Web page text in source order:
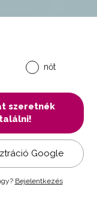
nőt
szeretnék
találni!
Google
Bejelentkezés